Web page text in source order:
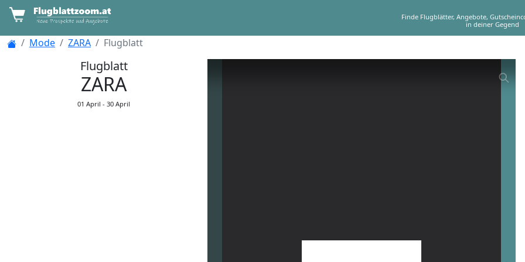
Finde Flugblätter, Angebote,
in deiner Gegend
Mode ZARA Flugblatt
Flugblatt
ZARA
01 April - 30 April